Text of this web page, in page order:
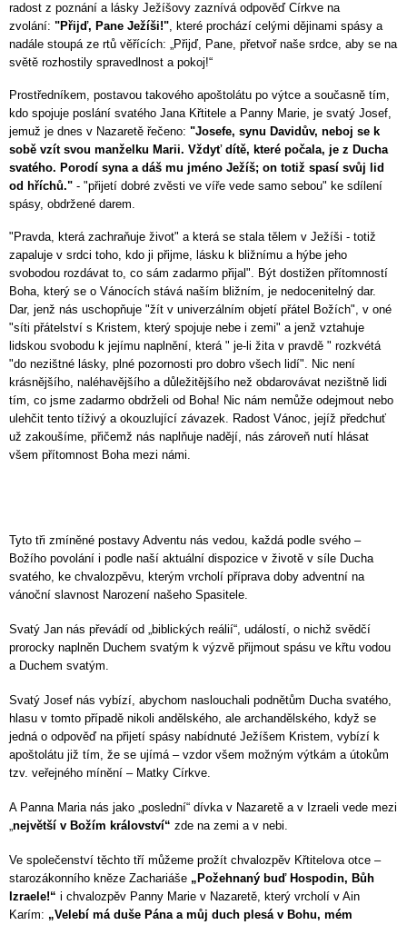
radost z poznání a lásky Ježíšovy zaznívá odpověď Církve na
zvolání: "Přijď, Pane Ježíši!", které prochází celými dějinami spásy a
nadále stoupá ze rtů věřících: „Přijď, Pane, přetvoř naše srdce, aby se na
světě rozhostily spravedlnost a pokoj!“
Prostředníkem, postavou takového apoštolátu po výtce a současně tím,
kdo spojuje poslání svatého Jana Křtitele a Panny Marie, je svatý Josef,
jemuž je dnes v Nazaretě řečeno: "Josefe, synu Davidův, neboj se k
sobě vzít svou manželku Marii. Vždyť dítě, které počala, je z Ducha
svatého. Porodí syna a dáš mu jméno Ježíš; on totiž spasí svůj lid
od hříchů." - "přijetí dobré zvěsti ve víře vede samo sebou" ke sdílení
spásy, obdržené darem.
"Pravda, která zachraňuje život" a která se stala tělem v Ježíši - totiž
zapaluje v srdci toho, kdo ji přijme, lásku k bližnímu a hýbe jeho
svobodou rozdávat to, co sám zadarmo přijal". Být dostižen přítomností
Boha, který se o Vánocích stává naším bližním, je nedocenitelný dar.
Dar, jenž nás uschopňuje "žít v univerzálním objetí přátel Božích", v oné
"síti přátelství s Kristem, který spojuje nebe i zemi" a jenž vztahuje
lidskou svobodu k jejímu naplnění, která " je-li žita v pravdě " rozkvétá
"do nezištné lásky, plné pozornosti pro dobro všech lidí". Nic není
krásnějšího, naléhavějšího a důležitějšího než obdarovávat nezištně lidi
tím, co jsme zadarmo obdrželi od Boha! Nic nám nemůže odejmout nebo
ulehčit tento tíživý a okouzlující závazek. Radost Vánoc, jejíž předchuť
už zakoušíme, přičemž nás naplňuje nadějí, nás zároveň nutí hlásat
všem přítomnost Boha mezi námi.
Tyto tři zmíněné postavy Adventu nás vedou, každá podle svého –
Božího povolání i podle naší aktuální dispozice v životě v síle Ducha
svatého, ke chvalozpěvu, kterým vrcholí příprava doby adventní na
vánoční slavnost Narození našeho Spasitele.
Svatý Jan nás převádí od „biblických reálií“, událostí, o nichž svědčí
prorocky naplněn Duchem svatým k výzvě přijmout spásu ve křtu vodou
a Duchem svatým.
Svatý Josef nás vybízí, abychom naslouchali podnětům Ducha svatého,
hlasu v tomto případě nikoli andělského, ale archandělského, když se
jedná o odpověď na přijetí spásy nabídnuté Ježíšem Kristem, vybízí k
apoštolátu již tím, že se ujímá – vzdor všem možným výtkám a útokům
tzv. veřejného mínění – Matky Církve.
A Panna Maria nás jako „poslední“ dívka v Nazaretě a v Izraeli vede mezi
„největší v Božím království“ zde na zemi a v nebi.
Ve společenství těchto tří můžeme prožít chvalozpěv Křtitelova otce –
starozákonního kněze Zachariáše „Požehnaný buď Hospodin, Bůh
Izraele!“ i chvalozpěv Panny Marie v Nazaretě, který vrcholí v Ain
Karím: „Velebí má duše Pána a můj duch plesá v Bohu, mém